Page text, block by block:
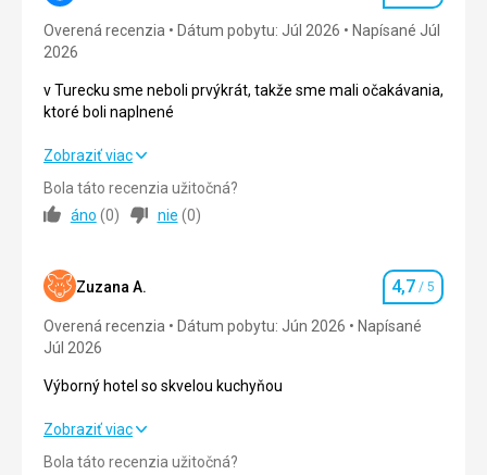
Služby
OK
Táto recenzia bola preložená automaticky pomocou
Google Translate
Služby 5,0/ 5
Pláž krásna čistá , pozvoľný vstup do mora . Piesok jemný .
Strava
Široký vyber chutných jedál
Izby čisté , každý deň upratané
Služby
So všetkým sme boli spokojný
Overená recenzia Dátum pobytu: Júl 2026
Napísané Júl
2026
v Turecku sme neboli prvýkrát, takže sme mali očakávania,
ktoré boli naplnené
v Turecku sme neboli prvýkrát, takže sme mali očakávania,
Strava
Okolie 4,0/ 5
Služby
Cena
Pláž
Zobraziť viac
Bola táto recenzia užitočná?
áno (0) nie (0)
Zuzana A. Hodnotenie
4,7 / 5
Overená recenzia Dátum pobytu: Jún 2026
Napísané
Júl 2026
Výborný hotel so skvelou kuchyňou
Výborný hotel so skvelou kuchyňou
Zobraziť viac
Bola táto recenzia užitočná?